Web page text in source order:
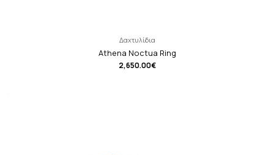
Δαχτυλίδια
Athena Noctua Ring
2,650.00€